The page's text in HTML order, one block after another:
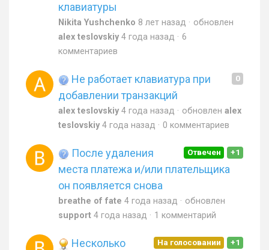
клавиатуры
Nikita Yushchenko 8 лет назад
обновлен
alex teslovskiy 4 года назад
6
комментариев
0
Не работает клавиатура при
добавлении транзакций
alex teslovskiy 4 года назад обновлен alex
teslovskiy 4 года назад 0 комментариев
+1
Отвечен
После удаления
места платежа и/или плательщика
он появляется снова
breathe of fate 4 года назад
обновлен
support 4 года назад 1 комментарий
+1
На голосовании
Несколько